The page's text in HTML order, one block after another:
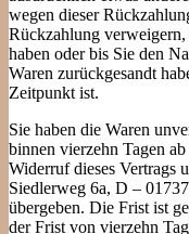
wegen dieser
Rückzahlung
haben oder bis Sie den
Waren zurückgesandt
Zeitpunkt ist.
Sie haben die Waren
binnen vierzehn Tagen
Widerruf dieses
Siedlerweg 6a, D –
übergeben. Die Frist ist
der Frist von vierzehn